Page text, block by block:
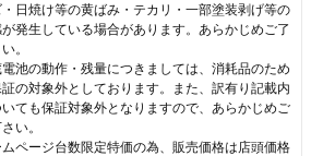
日焼け等の黄ばみ・テカリ・一部塗装剥げ等の
発生している場合があります。あらかじめご了
。
池の動作・残量につきましては、消耗品のため
の対象外としております。また、訳有り記載内
ても保証対象外となりますので、あらかじめご
い。
ページ台数限定特価の為、販売価格は店頭価格